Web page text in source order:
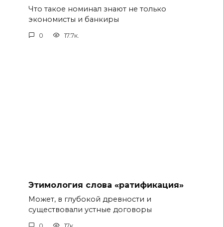
Что такое номинал знают не только
экономисты и банкиры
0 17.7к.
Этимология слова «ратификация»
Может, в глубокой древности и
существовали устные договоры